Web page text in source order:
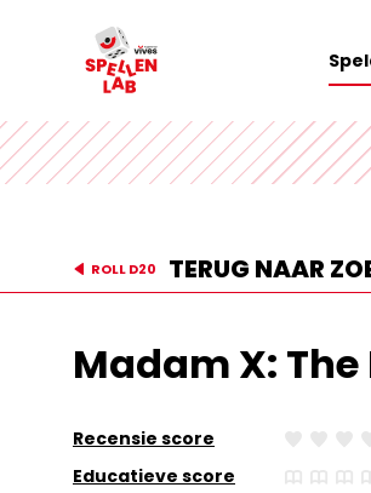
ROLL D20 TERUG NAAR
Madam X:
Recensie score
Educatieve score